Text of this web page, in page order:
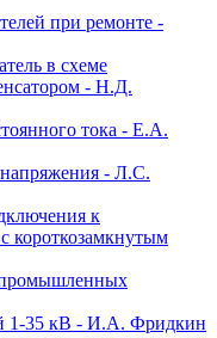
при ремонте -
в схеме
- Н.Д.
тока - Е.А.
- Л.С.
к
короткозамкнутым
промышленных
1-35 кВ - И.А. Фридкин